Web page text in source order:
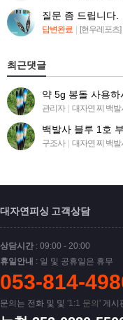
질문 좀 드립니다.
답변완료 | [현우레포츠
최근댓글
관리자 | 대자연 찌 백
구조사 | 대자연 찌 백
대자연피싱 고객상담
상담시간 : 09:00 - 20:00
휴일안내 : 일 및 공휴일은 휴무
053-814-
문의는 전화 및 및 '1:1 문의' 게시